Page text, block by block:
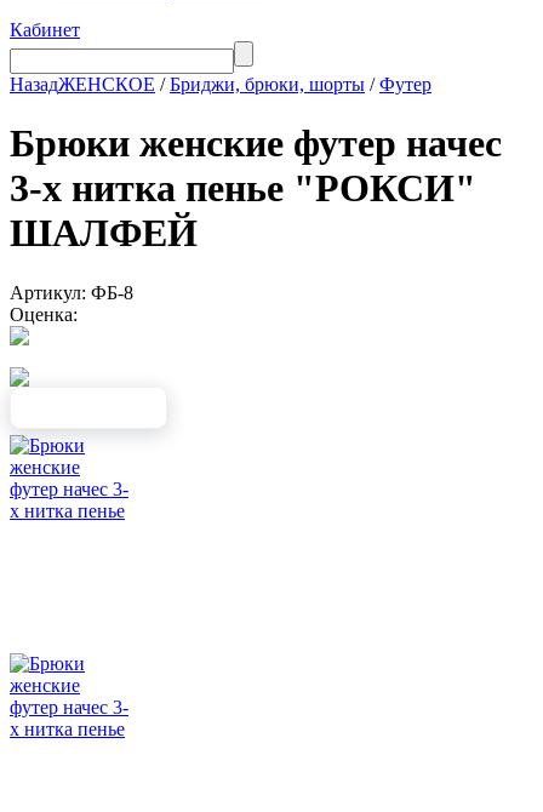
Кабинет
НазадЖЕНСКОЕ /Бриджи, брюки, шорты /Футер
Брюки женские футер начес
3-х нитка пенье "РОКСИ"
ШАЛФЕЙ
Артикул: ФБ-8
Оценка: